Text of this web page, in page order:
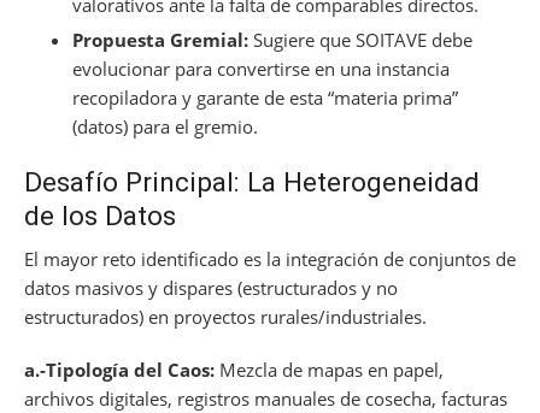
Propuesta Gremial: Sugiere que SOITAVE debe
evolucionar para convertirse en una instancia
recopiladora y garante de esta “materia prima”
(datos) para el gremio.
Desafío Principal: La Heterogeneidad
de los Datos
El mayor reto identificado es la integración de conjuntos de
datos masivos y dispares (estructurados y no
estructurados) en proyectos rurales/industriales.
a.-Tipología del Caos: Mezcla de mapas en papel,
archivos digitales, registros manuales de cosecha, facturas